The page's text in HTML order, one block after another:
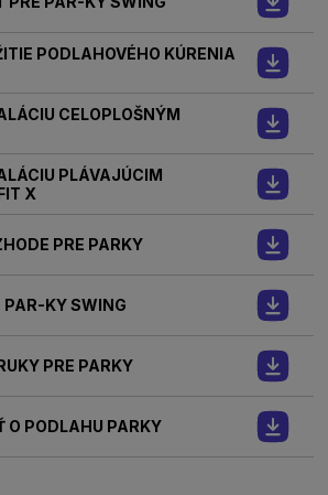
PODLAHOVÉHO KÚRENIA
CELOPLOŠNÝM
PLÁVAJÚCIM
X
PRE PARKY
PAR-KY SWING
PRE PARKY
O PODLAHU PARKY